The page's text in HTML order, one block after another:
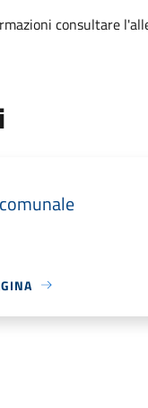
consultare